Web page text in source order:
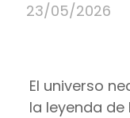
23/05/2026
El universo
la leyenda